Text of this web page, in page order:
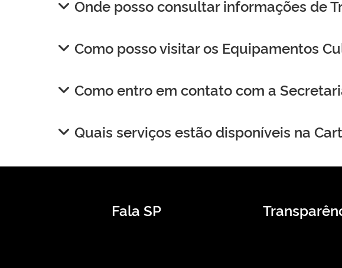
Onde posso consultar informações de
Como posso visitar os Equipamentos
Como entro em contato com a
Quais serviços estão disponíveis na
Fala SP